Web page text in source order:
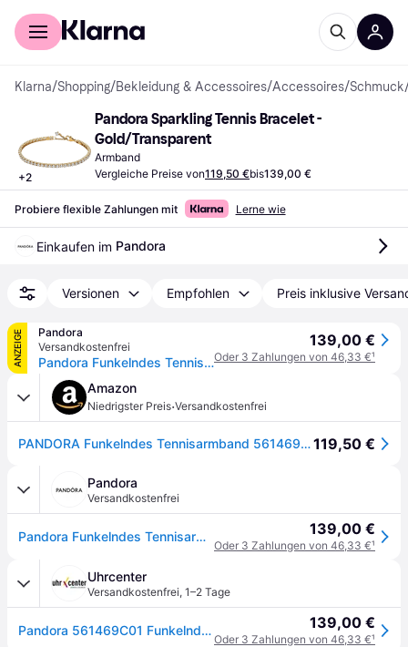
Für Shopper
Klarna/Shopping/Bekleidung & Accessoires/Accessoires/Schmuck
+2
Pandora Sparkling Tennis Bracelet -
Gold/Transparent
Armband
Vergleiche Preise von119,50 €bis139,00 €
Probiere flexible Zahlungen mit Lerne wie
Einkaufen im Pandora
Versionen Empfohlen Preis inklusive
ANZEIGE
Pandora
Versandkostenfrei
Pandora Funkelndes Tennisarmband - 14 Karat Vergoldung / Zirkonia - Größe: 18 cm
139,00 €
Oder 3 Zahlungen von 46,33 €¹
Amazon
Niedrigster Preis·Versandkostenfrei
PANDORA Funkelndes Tennisarmband 561469C01 Damenarmband119,50 €
Pandora
Versandkostenfrei
Pandora Funkelndes Tennisarmband - 14 Karat Vergoldung / Zirkonia - Größe: 16 cm 139,00 €
Oder 3 Zahlungen von 46,33 €¹
Uhrcenter
Versandkostenfrei, 1–2 Tage
Pandora 561469C01 Funkelndes Tennisarmband Goldfarben 139,00 €
Oder 3 Zahlungen von 46,33 €¹